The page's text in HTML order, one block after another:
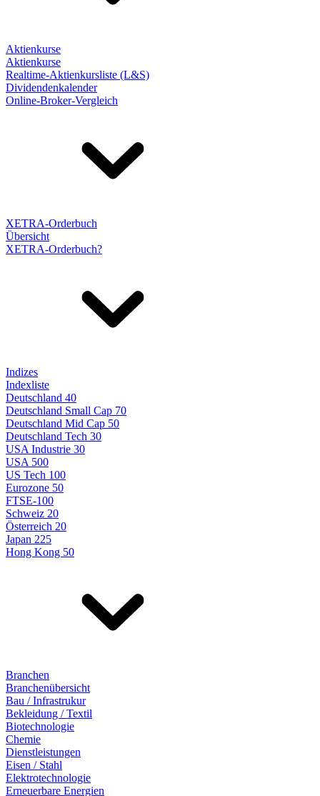
Aktienkurse
Aktienkurse
Realtime-Aktienkursliste (L&S)
Dividendenkalender
Online-Broker-Vergleich
XETRA-Orderbuch
Übersicht
XETRA-Orderbuch?
Indizes
Indexliste
Deutschland 40
Deutschland Small Cap 70
Deutschland Mid Cap 50
Deutschland Tech 30
USA Industrie 30
USA 500
US Tech 100
Eurozone 50
FTSE-100
Schweiz 20
Österreich 20
Japan 225
Hong Kong 50
Branchen
Branchenübersicht
Bau / Infrastrukur
Bekleidung / Textil
Biotechnologie
Chemie
Dienstleistungen
Eisen / Stahl
Elektrotechnologie
Erneuerbare Energien